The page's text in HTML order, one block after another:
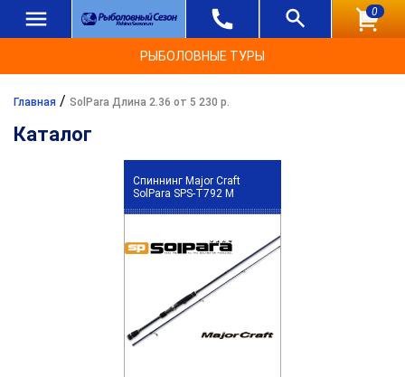
0
РЫБОЛОВНЫЕ ТУРЫ
Главная / SolPara Длина 2.36 от 5 230 р.
Каталог
Спиннинг Major Craft
SolPara SPS-T792 M